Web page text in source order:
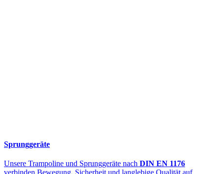
Sprunggeräte
Unsere Trampoline und Sprunggeräte nach DIN EN 1176